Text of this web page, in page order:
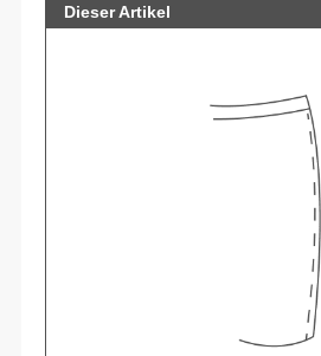
Dieser Artikel